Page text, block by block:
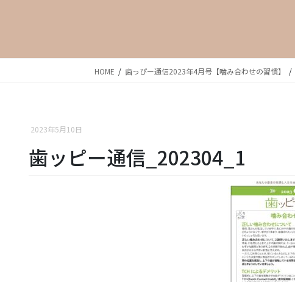
HOME 歯っぴー通信2023年4月号【噛み合わせの習慣】
2023年5月10日
歯ッピー通信_202304_1